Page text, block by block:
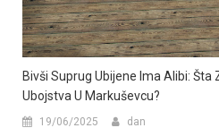
Bivši Suprug Ubijene Ima Alibi:
Ubojstva U Markuševcu?
19/06/2025 dan